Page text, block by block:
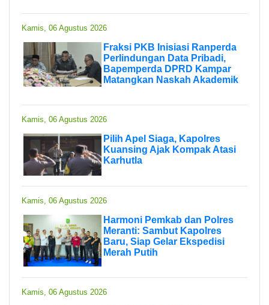
Kamis, 06 Agustus 2026
Fraksi PKB Inisiasi Ranperda
Perlindungan Data Pribadi,
Bapemperda DPRD Kampar
Matangkan Naskah Akademik
Kamis, 06 Agustus 2026
Pilih Apel Siaga, Kapolres
Kuansing Ajak Kompak Atasi
Karhutla
Kamis, 06 Agustus 2026
Harmoni Pemkab dan Polres
Meranti: Sambut Kapolres
Baru, Siap Gelar Ekspedisi
Merah Putih
Kamis, 06 Agustus 2026